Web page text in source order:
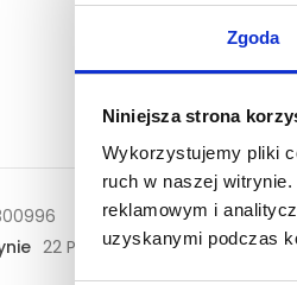
Zgoda
Niniejsza strona
Wykorzystujemy pliki
ruch w naszej
reklamowym i
uzyskanymi podczas
22 Przedmioty